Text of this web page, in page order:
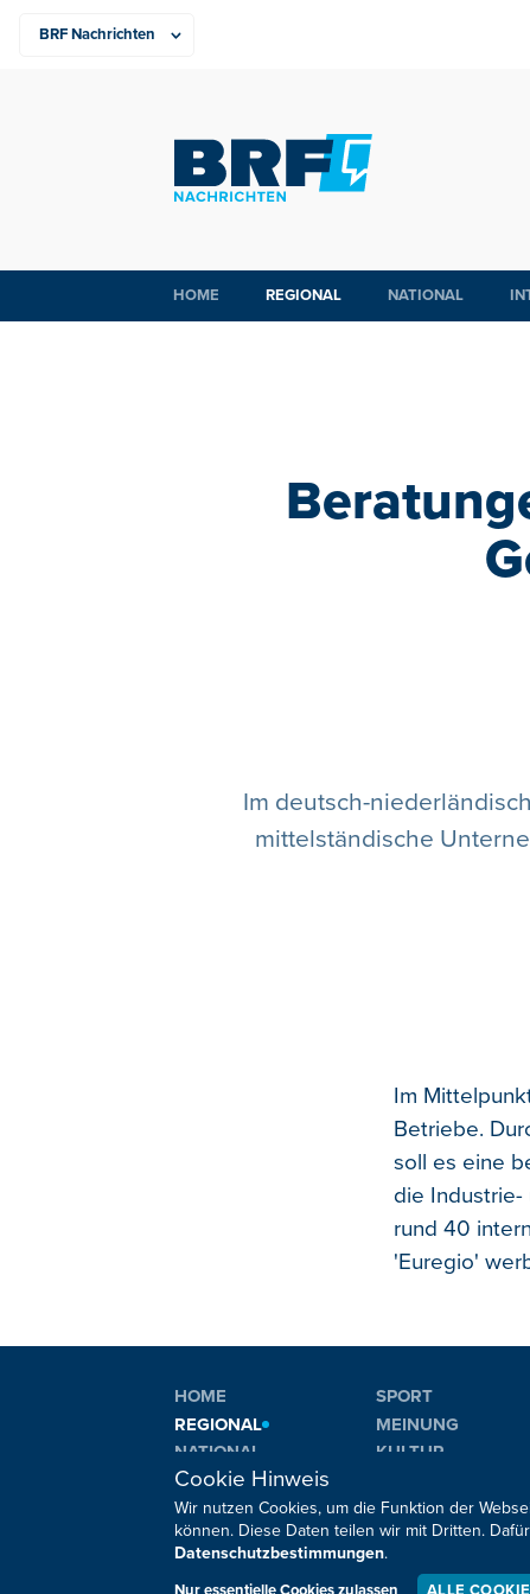
HOME REGIONAL NATIONAL
Im deutsch-
mittelständische
Im
Betriebe.
soll es eine
die
rund 40
'Euregio'
HOME
REGIONAL
NATIONAL
INTERNATIONAL
SPORT
MEINUNG
KULTUR
Sie haben noch Fragen oder Anmerkungen?
Cookie Hinweis
Wir nutzen Cookies, um die Funktion der
können. Diese Daten teilen wir mit Dritten.
Datenschutzbestimmungen.